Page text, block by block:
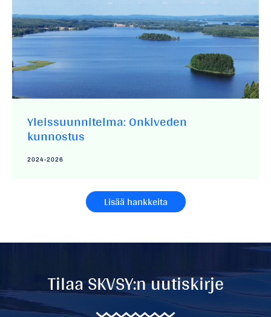
Yleissuunnitelma: Onkiveden
kunnostus
2024-2026
Lisää hankkeita
Tilaa SKVSY:n uutiskirje